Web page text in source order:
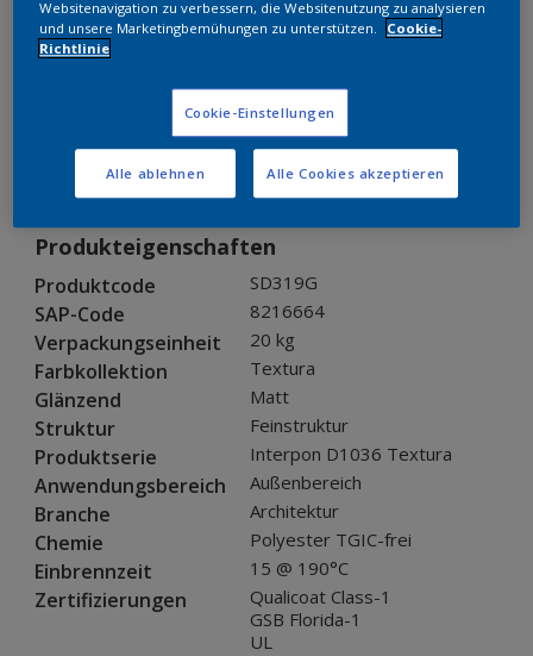
SD319G
Muster bestellen
Bestellen Sie direkt im Webshop
Produkteigenschaften
Produktcode SD319G
SAP-Code 8216664
Verpackungseinheit 20 kg
Farbkollektion Textura
Glänzend Matt
Struktur Feinstruktur
Produktserie Interpon D1036 Textura
Anwendungsbereich Außenbereich
Branche Architektur
Chemie Polyester TGIC-frei
Einbrennzeit 15 @ 190°C
Zertifizierungen
Qualicoat Class-1
GSB Florida-1
UL
Websitenavigation zu verbessern, die Websitenutzung zu analysieren
und unsere Marketingbemühungen zu unterstützen.
Cookie-
Richtlinie
Cookie-Einstellungen
Alle ablehnen Alle Cookies akzeptieren